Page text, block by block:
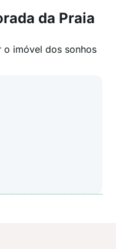
da Praia
o imóvel dos sonhos